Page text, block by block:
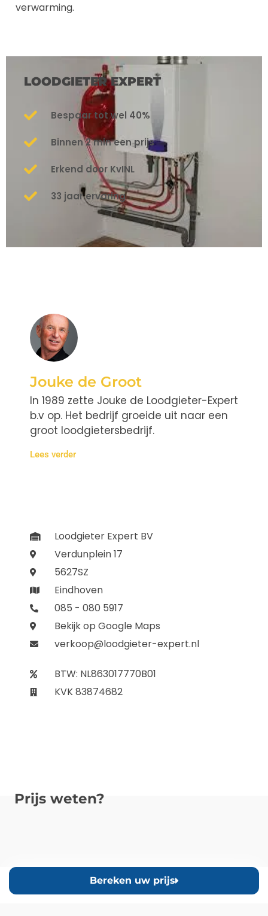
verwarming.
LOODGIETER EXPERT
Bespaar tot wel 40%
Binnen 2 min een prijs
Erkend door KvINL
33 jaar ervaring
Jouke de Groot
In 1989 zette Jouke de Loodgieter-Expert
b.v op. Het bedrijf groeide uit naar een
groot loodgietersbedrijf.
Lees verder
Loodgieter Expert BV
Verdunplein 17
5627SZ
Eindhoven
085 - 080 5917
Bekijk op Google Maps
verkoop@loodgieter-expert.nl
BTW: NL863017770B01
KVK 83874682
Prijs weten?
Bereken uw prijs